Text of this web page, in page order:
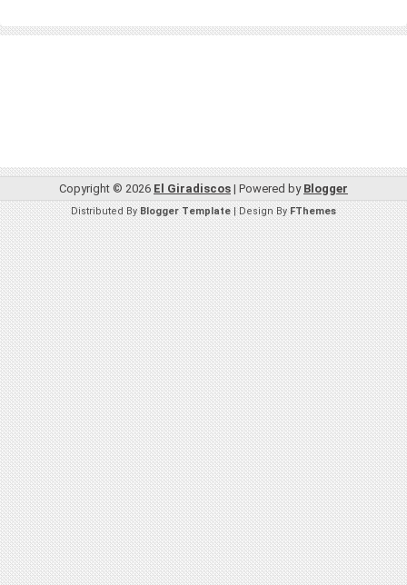
Copyright © 2026 El Giradiscos | Powered by Blogger
Distributed ByBlogger Template| Design ByFThemes